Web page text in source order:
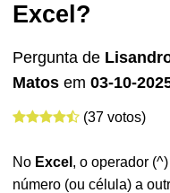
Excel?
Pergunta de
Matos em03-10-
(37 votos)
No Excel , o operador
número (ou célula) a